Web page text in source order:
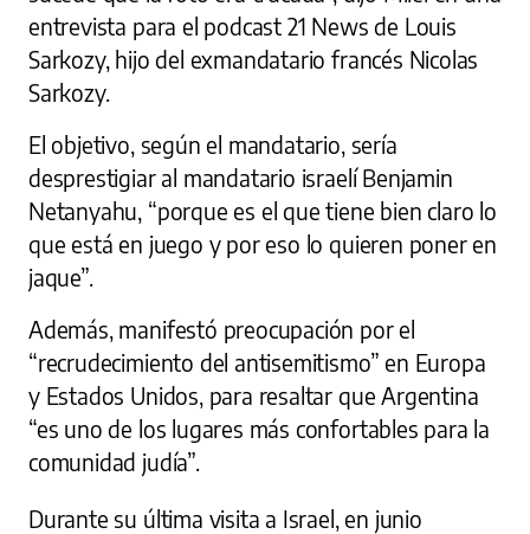
entrevista para el podcast 21 News de Louis
Sarkozy, hijo del exmandatario francés Nicolas
Sarkozy.
El objetivo, según el mandatario, sería
desprestigiar al mandatario israelí Benjamin
Netanyahu, “porque es el que tiene bien claro lo
que está en juego y por eso lo quieren poner en
jaque”.
Además, manifestó preocupación por el
“recrudecimiento del antisemitismo” en Europa
y Estados Unidos, para resaltar que Argentina
“es uno de los lugares más confortables para la
comunidad judía”.
Durante su última visita a Israel, en junio